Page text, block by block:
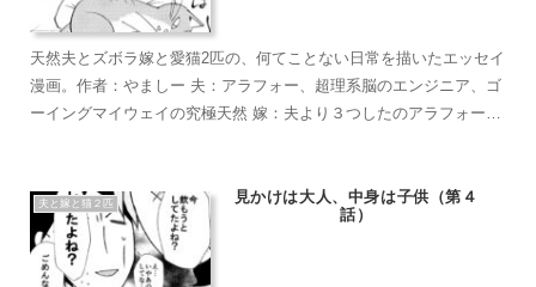
天然夫とズボラ嫁と愛猫2匹の、何てことない日常を描いたエッセイ
漫画。作者：やましー 夫：アラフォー、超理系脳のエンジニア、ゴ
ーイングマイウェイの究極天然 嫁：夫より３つしたのアラフォー、
えん坊のもふもふ こぶ茶：抱っこが大好きラグドール。遊びへの欲
求がすごい。やりたい放題のバ…やんちゃ坊主
夫と嫁と猫２匹
見かけは大人、中身は子供（第４
話）